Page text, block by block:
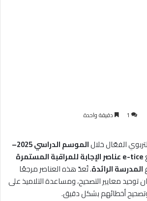
1 دقيقة واحدة
الفعّال خلال
الموسم الدراسي 2025–
e-ticeعناصر الإجابة للمراقبة المستمرة
المدرسة الرائدة. تُعدّ هذه العناصر مرجعًا
توحيد معايير التصحيح، ومساعدة التلاميذ على
أخطائهم بشكل دقيق.